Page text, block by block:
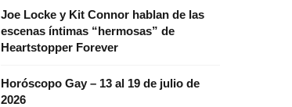
Joe Locke y Kit Connor hablan de las
escenas íntimas “hermosas” de
Heartstopper Forever
Horóscopo Gay – 13 al 19 de julio de
2026